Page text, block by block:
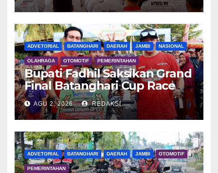
ADVETORIAL BATANGHARI DAERAH JAMBI NASIONAL
OLAHRAGA OTOMOTIF PEMERINTAHAN
Bupati Fadhil Saksikan Grand
Final Batanghari Cup Race
2026
AGU 2, 2026 REDAKSI
ADVETORIAL BATANGHARI DAERAH JAMBI OTOMOTIF
PEMERINTAHAN